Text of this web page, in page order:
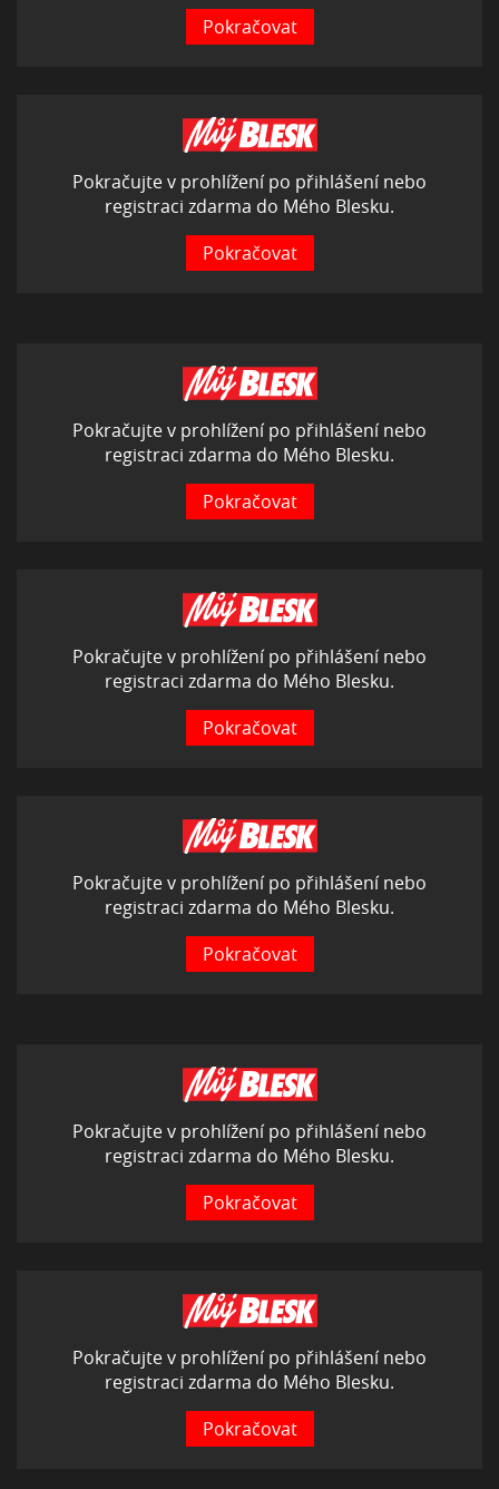
Pokračovat
Pokračujte v prohlížení po přihlášení nebo
registraci zdarma do Mého Blesku.
Pokračovat
Pokračujte v prohlížení po přihlášení nebo
registraci zdarma do Mého Blesku.
Pokračovat
Pokračujte v prohlížení po přihlášení nebo
registraci zdarma do Mého Blesku.
Pokračovat
Pokračujte v prohlížení po přihlášení nebo
registraci zdarma do Mého Blesku.
Pokračovat
Pokračujte v prohlížení po přihlášení nebo
registraci zdarma do Mého Blesku.
Pokračovat
Pokračujte v prohlížení po přihlášení nebo
registraci zdarma do Mého Blesku.
Pokračovat